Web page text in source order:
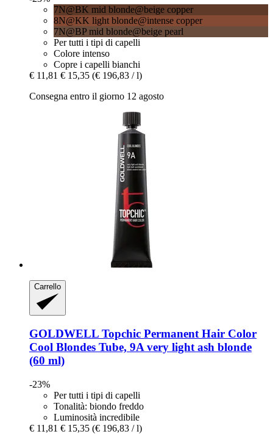
7N@BK mid blonde@beige copper
8N@KK light blonde@intense copper
7N@BP mid blonde@beige pearl
Per tutti i tipi di capelli
Colore intenso
Copre i capelli bianchi
€ 11,81 € 15,35 (€ 196,83 / l)
Consegna entro il giorno 12 agosto
Carrello
GOLDWELL Topchic Permanent Hair Color
Cool Blondes Tube, 9A very light ash blonde
(60 ml)
-23%
Per tutti i tipi di capelli
Tonalità: biondo freddo
Luminosità incredibile
€ 11,81 € 15,35 (€ 196,83 / l)